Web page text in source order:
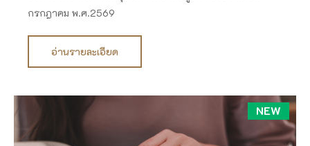
กรกฎาคม พ.ศ.2569
อ่านรายละเอียด
NEW